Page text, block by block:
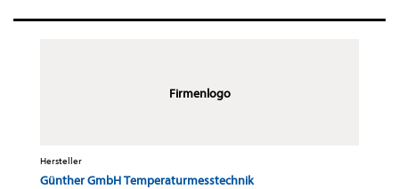
Firmenlogo
Hersteller
Günther GmbH Temperaturmesstechnik